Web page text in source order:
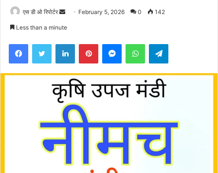
एस डी ओ रिपोर्टर
Send February 5, 2026 0 142
Less than a minute
FacebookTwitter LinkedInPinterestMessengerWhatsAppTelegram